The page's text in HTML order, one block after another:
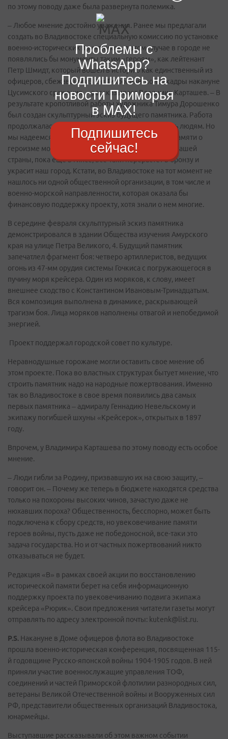
по этому поводу даже была развернута полемика.
– Любое мнение достойно уважения. Ранее мы предлагали
создать во Владивостоке специальную комиссию по установке
военно-исторических памятников, в этом случае в городе не
появлялись бы монументы таким «героям», как лейтенант
Петр Шмидт, который вошел в историю как единственный из
офицеров, сбежавший из 2-й Тихоокеанской эскадры накануне
Цусимского сражения, – рассказывает Владимир Карташев. – В
результате кропотливой работы художника Тимура Дорошенко
был создан скульптурный эскиз будущего памятника. Работа
продолжалась более года. Что получилось – судить людям. Но
мы надеемся, что труд, вложенный в сохранение памяти о
героизме моряков, которые защищали интересы нашей
страны, пока еще в гипсе, все-таки перерастет в бронзу и
украсит наш город. Кстати, во Владивостоке на тот момент не
нашлось ни одной общественной организации, в том числе и
военно-морской направленности, которая оказала бы
финансовую поддержку проекту, хотя знали о нем многие.
В середине февраля скульптурный эскиз памятника
демонстрировался в здании Общества изучения Амурского
края на улице Петра Великого, 4. Будущий памятник
запечатлел фрагмент боя: четверо артиллеристов, ведущих
огонь из 47-мм орудия системы Гочкиса с погружающегося в
пучину моря крейсера. Один из моряков, к слову, имеет
внешнее сходство с Константином Ивановым-Тринадцатым.
Вся композиция выполнена в динамике, раскрывающей
трагизм боя. Лица моряков наполнены отвагой и непобедимой
энергией.
Проект поддержал городской совет по культуре.
Неравнодушные горожане могли оставить свое мнение об
этом проекте. Пока во властных структурах бытует мнение, что
строить памятник надо на народные пожертвования. Именно
так во Владивостоке в свое время появились два самых
первых памятника – адмиралу Геннадию Невельскому и
экипажу погибшей шхуны «Крейсерок», открытых в 1897
году.
Впрочем, у Владимира Карташева по этому поводу есть особое
мнение.
– Люди гибли за Родину, призвавшую их на свою защиту, –
говорит он. – Почему же теперь в бюджете находятся средства
только на похороны высоких чинов, зачастую даже не
нюхавших пороха? Общественность, бесспорно, может быть
подключена к сбору средств, но увековечивание памяти
героев войны, пусть даже не победоносной, все-таки это
задача государства. Но и от частных пожертвований никто
отказываться не будет.
Редакция «В» в рамках своей акции по восстановлению
исторической памяти берет на себя информационную
поддержку проекта по увековечиванию подвига экипажа
крейсера «Рюрик». Свои предложения читатели газеты могут
отправлять по адресу электронной почты: kutenk@list.ru.
P.S. Накануне в Доме офицеров флота во Владивостоке
прошла военно-историческая конференция, посвященная 115-
й годовщине Русско-японской войны 1904-1905 годов. В ней
приняли участие военнослужащие управления ТОФ,
соединений и частей Приморской флотилии разнородных сил,
ветераны Великой Отечественной войны и Вооруженных сил
РФ, представители общественных организаций Владивостока,
юнармейцы.
Выступавшие рассказывали об этом важном событии
Проблемы с
WhatsApp?
Подпишитесь на
новости Приморья
в MAX!
Подпишитесь
сейчас!